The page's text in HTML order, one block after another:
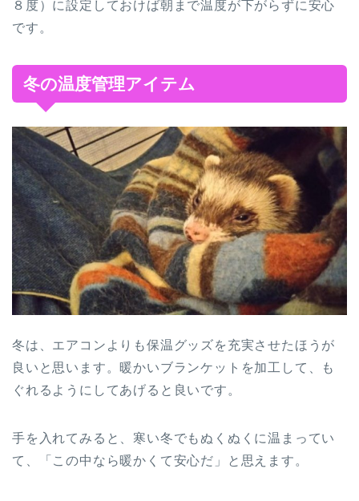
８度）に設定しておけば朝まで温度が下がらずに安心
です。
冬の温度管理アイテム
冬は、エアコンよりも保温グッズを充実させたほうが
良いと思います。暖かいブランケットを加工して、も
ぐれるようにしてあげると良いです。
手を入れてみると、寒い冬でもぬくぬくに温まってい
て、「この中なら暖かくて安心だ」と思えます。